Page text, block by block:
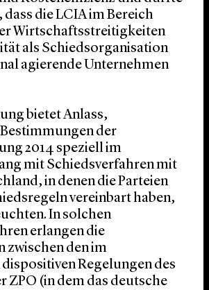
die LCIA im Bereich
Wirtschaftsstreitigkeiten
als Schiedsorganisation
agierende Unternehmen
bietet Anlass,
der
2014 speziell im
mit Schiedsverfahren mit
in denen die Parteien
vereinbart haben,
In solchen
erlangen die
zwischen den im
Regelungen des
ZPO (in dem das deutsche